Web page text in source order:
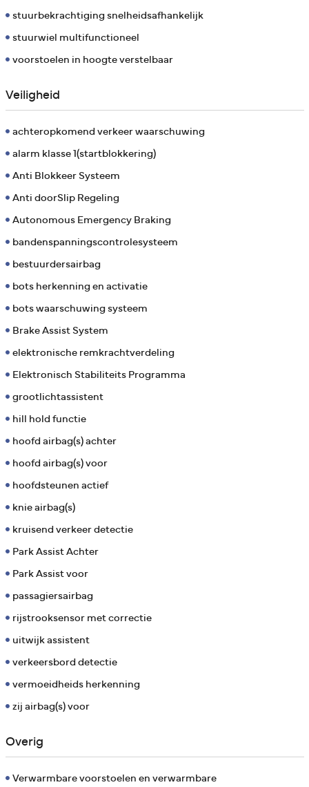
stuurbekrachtiging snelheidsafhankelijk
stuurwiel multifunctioneel
voorstoelen in hoogte verstelbaar
Veiligheid
achteropkomend verkeer waarschuwing
alarm klasse 1(startblokkering)
Anti Blokkeer Systeem
Anti doorSlip Regeling
Autonomous Emergency Braking
bandenspanningscontrolesysteem
bestuurdersairbag
bots herkenning en activatie
bots waarschuwing systeem
Brake Assist System
elektronische remkrachtverdeling
Elektronisch Stabiliteits Programma
grootlichtassistent
hill hold functie
hoofd airbag(s) achter
hoofd airbag(s) voor
hoofdsteunen actief
knie airbag(s)
kruisend verkeer detectie
Park Assist Achter
Park Assist voor
passagiersairbag
rijstrooksensor met correctie
uitwijk assistent
verkeersbord detectie
vermoeidheids herkenning
zij airbag(s) voor
Overig
Verwarmbare voorstoelen en verwarmbare